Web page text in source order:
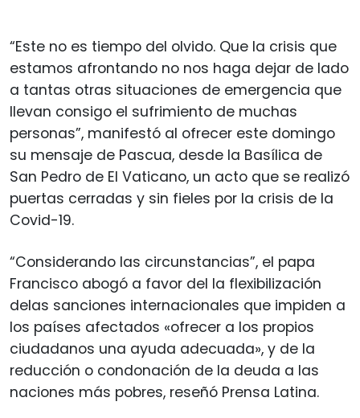
“Este no es tiempo del olvido. Que la crisis que
estamos afrontando no nos haga dejar de lado
a tantas otras situaciones de emergencia que
llevan consigo el sufrimiento de muchas
personas”, manifestó al ofrecer este domingo
su mensaje de Pascua, desde la Basílica de
San Pedro de El Vaticano, un acto que se realizó
puertas cerradas y sin fieles por la crisis de la
Covid-19.
“Considerando las circunstancias”, el papa
Francisco abogó a favor del la flexibilización
delas sanciones internacionales que impiden a
los países afectados «ofrecer a los propios
ciudadanos una ayuda adecuada», y de la
reducción o condonación de la deuda a las
naciones más pobres, reseñó Prensa Latina.